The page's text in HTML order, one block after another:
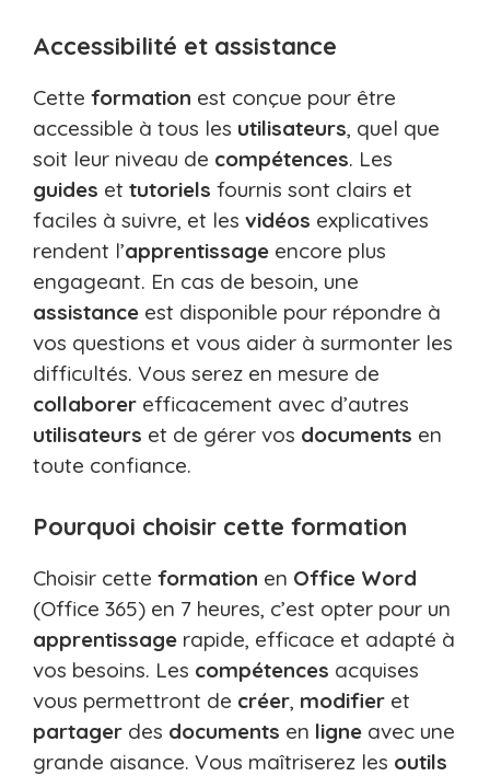
Accessibilité et assistance
Cette formation est conçue pour être
accessible à tous les utilisateurs, quel que
soit leur niveau de compétences. Les
guides et tutoriels fournis sont clairs et
faciles à suivre, et les vidéos explicatives
rendent l’apprentissage encore plus
engageant. En cas de besoin, une
assistance est disponible pour répondre à
vos questions et vous aider à surmonter les
difficultés. Vous serez en mesure de
collaborer efficacement avec d’autres
utilisateurs et de gérer vos documents en
toute confiance.
Pourquoi choisir cette formation
Choisir cette formation en Office Word
(Office 365) en 7 heures, c’est opter pour un
apprentissage rapide, efficace et adapté à
vos besoins. Les compétences acquises
vous permettront de créer, modifier et
partager des documents en ligne avec une
grande aisance. Vous maîtriserez les outils